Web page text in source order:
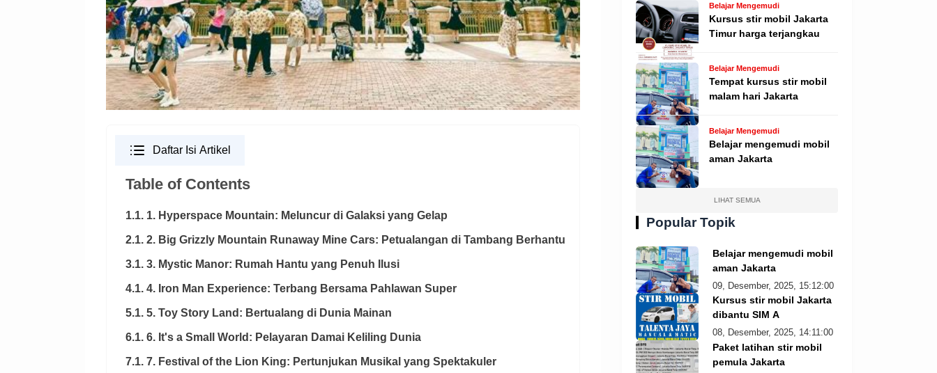
Daftar Isi Artikel
Table of Contents
1.1. 1. Hyperspace Mountain: Meluncur di Galaksi yang Gelap
2.1. 2. Big Grizzly Mountain Runaway Mine Cars: Petualangan di Tambang Berhantu
3.1. 3. Mystic Manor: Rumah Hantu yang Penuh Ilusi
4.1. 4. Iron Man Experience: Terbang Bersama Pahlawan Super
5.1. 5. Toy Story Land: Bertualang di Dunia Mainan
6.1. 6. It's a Small World: Pelayaran Damai Keliling Dunia
7.1. 7. Festival of the Lion King: Pertunjukan Musikal yang Spektakuler
Belajar Mengemudi
Kursus stir mobil Jakarta
Timur harga terjangkau
Belajar Mengemudi
Tempat kursus stir mobil
malam hari Jakarta
Belajar Mengemudi
Belajar mengemudi mobil
aman Jakarta
LIHAT SEMUA
Popular Topik
Belajar mengemudi mobil
aman Jakarta
09, Desember, 2025, 15:12:00
Kursus stir mobil Jakarta
dibantu SIM A
08, Desember, 2025, 14:11:00
Paket latihan stir mobil
pemula Jakarta